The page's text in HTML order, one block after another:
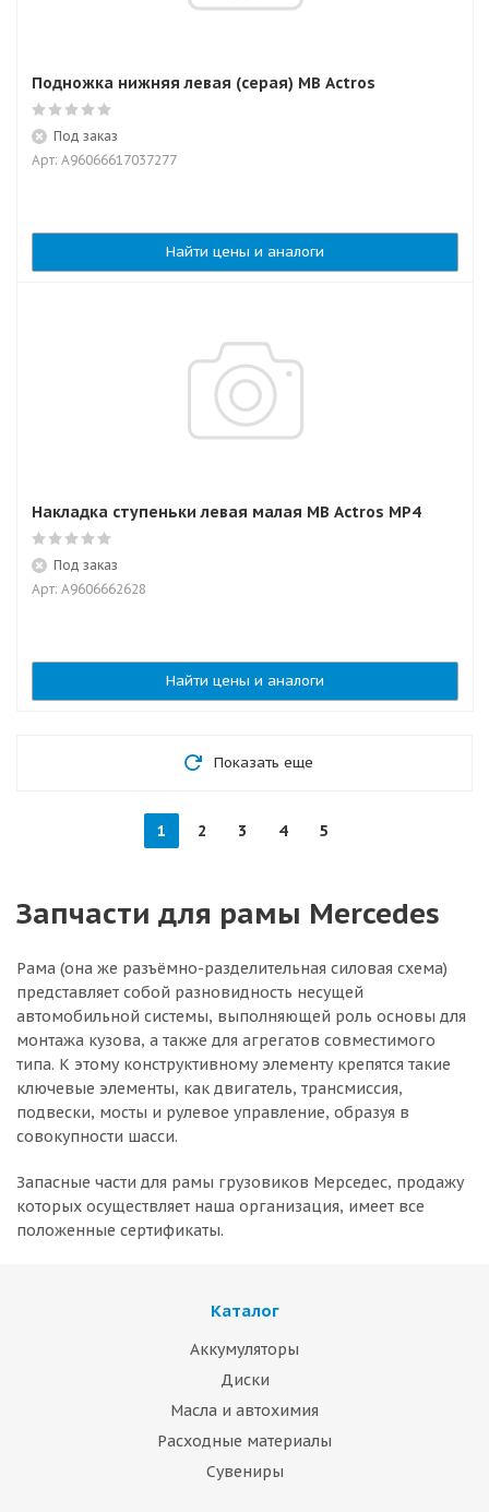
Подножка нижняя левая (серая) MB Actros
Под заказ
Арт: A96066617037277
Найти цены и аналоги
Накладка ступеньки левая малая MB Actros MP4
Под заказ
Арт: A9606662628
Найти цены и аналоги
Показать еще
1 2 3 4 5
Запчасти для рамы Mercedes
Рама (она же разъёмно-разделительная силовая схема)
представляет собой разновидность несущей
автомобильной системы, выполняющей роль основы для
монтажа кузова, а также для агрегатов совместимого
типа. К этому конструктивному элементу крепятся такие
ключевые элементы, как двигатель, трансмиссия,
подвески, мосты и рулевое управление, образуя в
совокупности шасси.
Запасные части для рамы грузовиков Мерседес, продажу
которых осуществляет наша организация, имеет все
положенные сертификаты.
Каталог
Аккумуляторы
Диски
Масла и автохимия
Расходные материалы
Сувениры